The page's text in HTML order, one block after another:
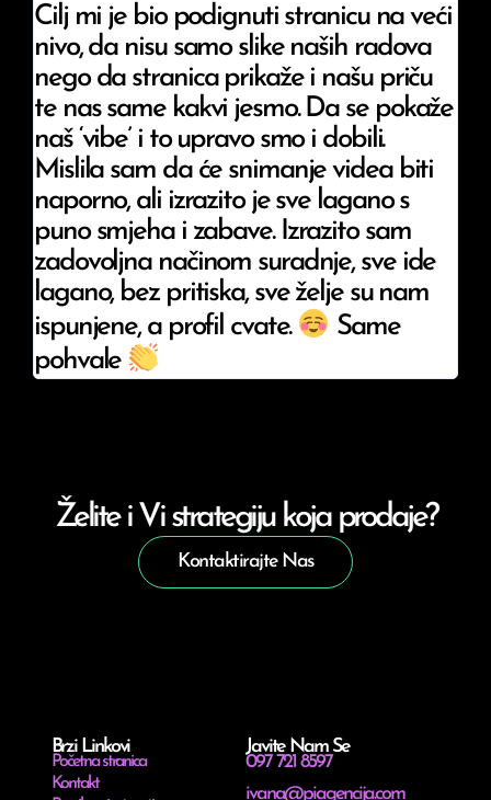
Cilj mi je bio podignuti stranicu na veći
nivo, da nisu samo slike naših radova
nego da stranica prikaže i našu priču
te nas same kakvi jesmo. Da se pokaže
naš ‘vibe’ i to upravo smo i dobili.
Mislila sam da će snimanje videa biti
naporno, ali izrazito je sve lagano s
puno smjeha i zabave. Izrazito sam
zadovoljna načinom suradnje, sve ide
lagano, bez pritiska, sve želje su nam
ispunjene, a profil cvate.
Same
pohvale
Želite i Vi strategiju koja prodaje?
Kontaktirajte Nas
Brzi Linkovi
Početna stranica
Kontakt
Javite Nam Se
097 721 8597
ivana@piagencija.com